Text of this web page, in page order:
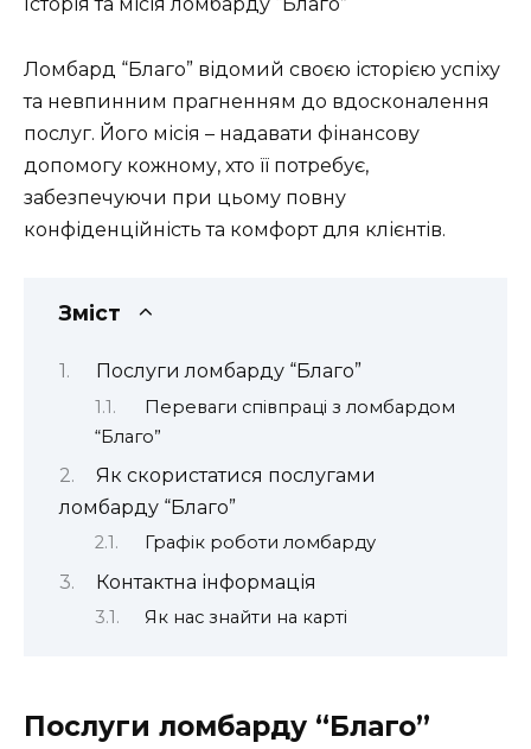
Історія та місія ломбарду “Благо”
Ломбард “Благо” відомий своєю історією успіху
та невпинним прагненням до вдосконалення
послуг. Його місія – надавати фінансову
допомогу кожному, хто її потребує,
забезпечуючи при цьому повну
конфіденційність та комфорт для клієнтів.
Зміст
Послуги ломбарду “Благо”
Переваги співпраці з ломбардом
“Благо”
Як скористатися послугами
ломбарду “Благо”
Графік роботи ломбарду
Контактна інформація
Як нас знайти на карті
Послуги ломбарду “Благо”